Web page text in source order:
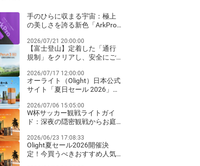
手のひらに収まる宇宙：極上
の美しさを誇る新色「ArkPro
登場！
2026/07/21 20:00:00
【富士登山】定着した「通行
規制」をクリアし、安全にご
ト装備ガイド
2026/07/17 12:00:00
オーライト（Olight）日本公式
サイト「夏日セール 2026」完
同期のビッグセールとお得な
クリアランス祭り！
2026/07/06 15:05:00
W杯サッカー観戦ライトガイ
ド：深夜の隠密観戦からお庭
2026/06/23 17:08:33
Olight夏セール2026開催決
定！今買うべきおすすめ人気